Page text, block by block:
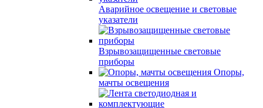
Аварийное освещение и световые
указатели
Взрывозащищенные световые
приборы
Опоры,
мачты освещения